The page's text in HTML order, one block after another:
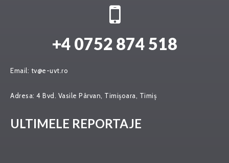
+4 0752 874 518
Email: tv@e-uvt.ro
Adresa: 4 Bvd. Vasile Pârvan, Timișoara, Timiș
ULTIMELE REPORTAJE